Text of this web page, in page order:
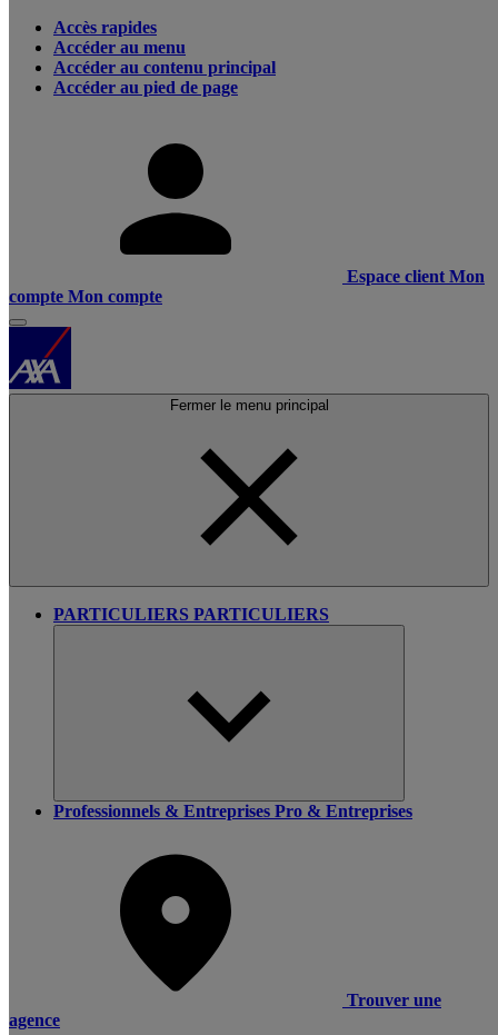
Accès rapides
Accéder au menu
Accéder au contenu principal
Accéder au pied de page
Espace client Mon
compte Mon compte
Fermer le menu principal
PARTICULIERS PARTICULIERS
Professionnels & Entreprises Pro & Entreprises
Trouver une
agence